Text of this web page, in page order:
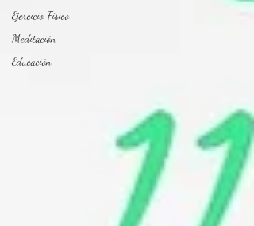
Ejercicio Físico
Meditación
Educación